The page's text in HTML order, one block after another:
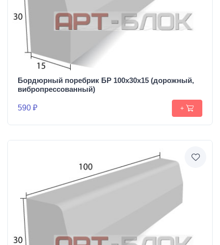
Бордюрный поребрик БР 100х30х15 (дорожный,
вибропрессованный)
590 ₽ +